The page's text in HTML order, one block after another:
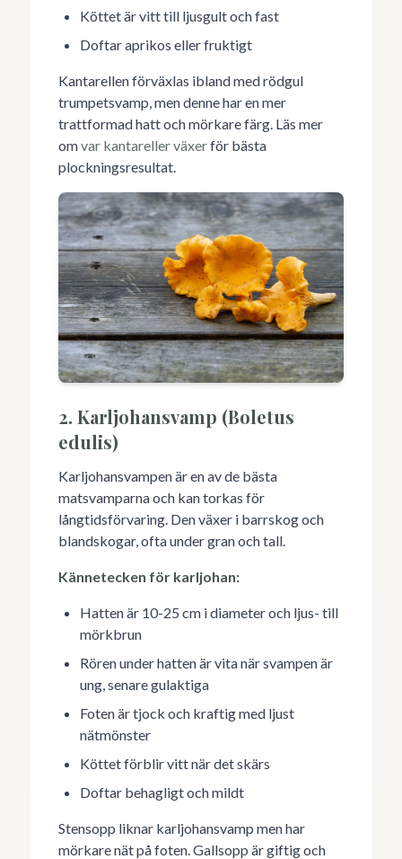
Köttet är vitt till ljusgult och fast
Doftar aprikos eller fruktigt
Kantarellen förväxlas ibland med rödgul
trumpetsvamp, men denne har en mer
trattformad hatt och mörkare färg. Läs mer
omvar kantareller växerför bästa
plockningsresultat.
2. Karljohansvamp (Boletus
edulis)
Karljohansvampen är en av de bästa
matsvamparna och kan torkas för
långtidsförvaring. Den växer i barrskog och
blandskogar, ofta under gran och tall.
Kännetecken för karljohan:
Hatten är 10-25 cm i diameter och ljus- till
mörkbrun
Rören under hatten är vita när svampen är
ung, senare gulaktiga
Foten är tjock och kraftig med ljust
nätmönster
Köttet förblir vitt när det skärs
Doftar behagligt och mildt
Stensopp liknar karljohansvamp men har
mörkare nät på foten. Gallsopp är giftig och